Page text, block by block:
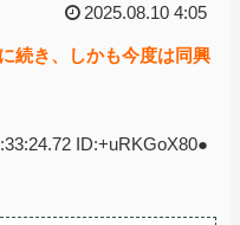
2025.08.10 4:05
続き、しかも今度は同興
ID:+uRKGoX80●